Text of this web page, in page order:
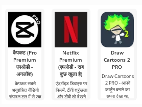
से यात्रा
कैपकट (Pro
Premium
एमओडी -
अनलॉक)
कैपकट सबसे
अनुशंसित वीडियो
संपादन टूल में से एक
Netflix
Premium
(एमओडी - सब
कुछ खुला है)
एंड्रॉइड डिवाइस पर
फिल्में, टीवी श्रृंखला
और टीवी शो देखने
Draw
Cartoons 2
PRO
Draw Cartoons
2 PRO - आपने
कार्टून बनाने का
सपना देखा था,